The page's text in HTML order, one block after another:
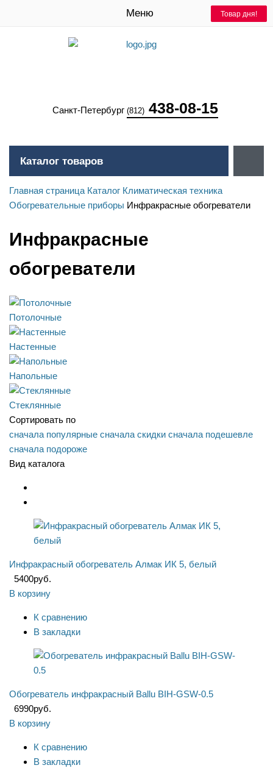
Меню
Санкт-Петербург (812) 438-08-15
Каталог товаров
Главная страница Каталог Климатическая техника
Обогревательные приборы Инфракрасные обогреватели
Инфракрасные
обогреватели
Потолочные
Настенные
Напольные
Стеклянные
Сортировать по
сначала популярные сначала скидки сначала подешевле
сначала подороже
Вид каталога
Товар дня!
Инфракрасный обогреватель Алмак ИК 5, белый
5400руб.
В корзину
К сравнению
В закладки
Товар дня!
Обогреватель инфракрасный Ballu BIH-GSW-0.5
6990руб.
В корзину
К сравнению
В закладки
Товар дня!